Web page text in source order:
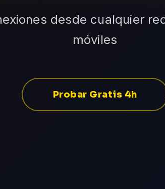
desde cualquier
móviles
Probar Gratis 4h